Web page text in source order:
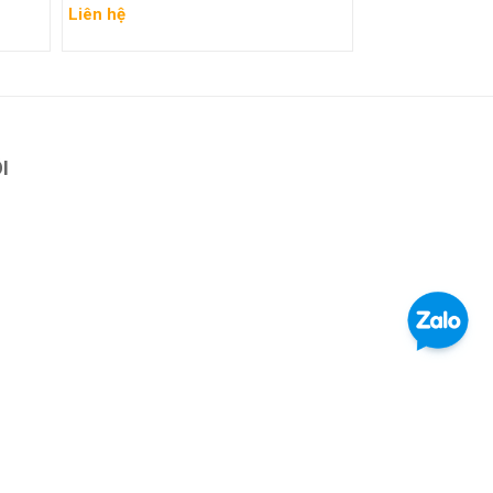
Liên hệ
Xem chi tiết